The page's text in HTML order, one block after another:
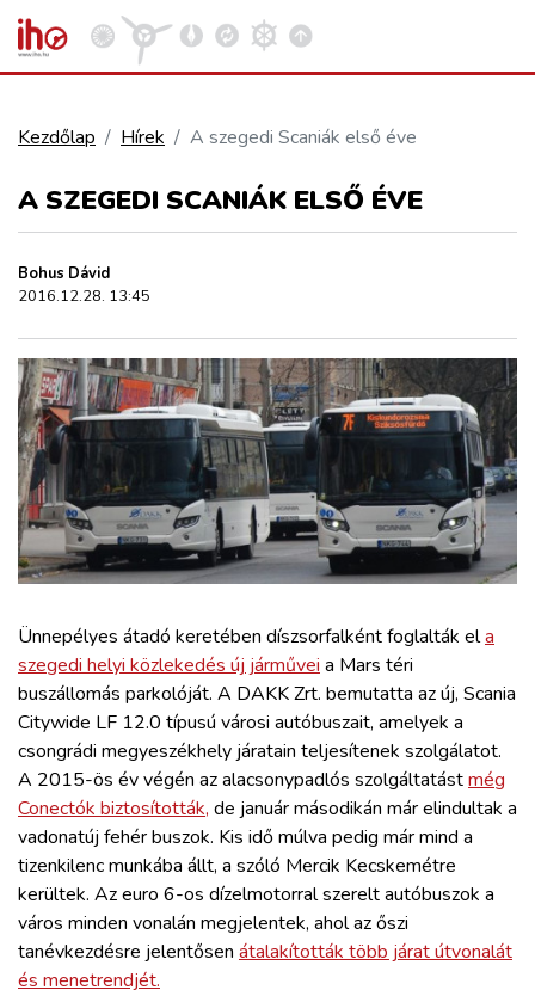
KÖZLEKEDÉSFEJLESZTÉS
ELLÁTÁSI LÁNC
ZÖLDÚT
BLOG
ARCHÍVUM
WEBSHOP
BELÉPÉS
REGISZTRÁCIÓ
Kezdőlap Hírek A szegedi Scaniák első éve
A SZEGEDI SCANIÁK ELSŐ ÉVE
Bohus Dávid
2016.12.28. 13:45
Ünnepélyes átadó keretében díszsorfalként foglalták ela
szegedi helyi közlekedés új járművei a Mars téri
buszállomás parkolóját. A DAKK Zrt. bemutatta az új, Scania
Citywide LF 12.0 típusú városi autóbuszait, amelyek a
csongrádi megyeszékhely járatain teljesítenek szolgálatot.
A 2015-ös év végén az alacsonypadlós szolgáltatástmég
Conectók biztosították, de január másodikán már elindultak a
vadonatúj fehér buszok. Kis idő múlva pedig már mind a
tizenkilenc munkába állt, a szóló Mercik Kecskemétre
kerültek. Az euro 6-os dízelmotorral szerelt autóbuszok a
város minden vonalán megjelentek, ahol az őszi
tanévkezdésre jelentősen átalakították több járat útvonalát
és menetrendjét.